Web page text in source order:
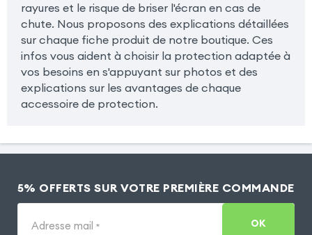
rayures et le risque de briser l'écran en cas de
chute. Nous proposons des explications détaillées
sur chaque fiche produit de notre boutique. Ces
infos vous aident à choisir la protection adaptée à
vos besoins en s'appuyant sur photos et des
explications sur les avantages de chaque
accessoire de protection.
5% OFFERTS SUR VOTRE PREMIÈRE COMMANDE
Adresse mail * OK